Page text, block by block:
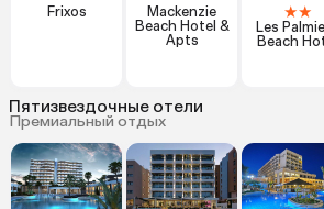
Frixos
Mackenzie
Beach Hotel &
Apts
★★
Les
Beach
Пятизвездочные отели
Премиальный отдых